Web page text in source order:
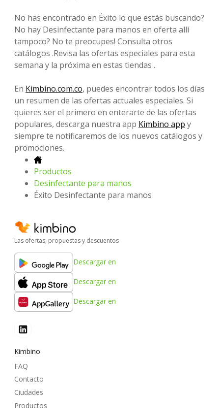
No has encontrado en Éxito lo que estás buscando?
No hay Desinfectante para manos en oferta allí
tampoco? No te preocupes! Consulta otros
catálogos .Revisa las ofertas especiales para esta
semana y la próxima en estas tiendas .
En Kimbino.com.co, puedes encontrar todos los días
un resumen de las ofertas actuales especiales. Si
quieres ser el primero en enterarte de las ofertas
populares, descarga nuestra app Kimbino app y
siempre te notificaremos de los nuevos catálogos y
promociones.
Productos
Desinfectante para manos
Éxito Desinfectante para manos
Las ofertas, propuestas y descuentos
Descargar en
Descargar en
Descargar en
Kimbino
FAQ
Contacto
Ciudades
Productos